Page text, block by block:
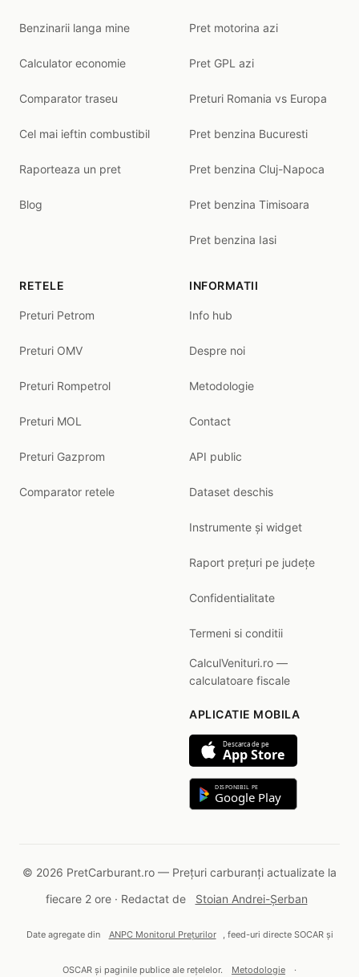
Benzinarii langa mine
Calculator economie
Comparator traseu
Cel mai ieftin combustibil
Raporteaza un pret
Blog
Pret motorina azi
Pret GPL azi
Preturi Romania vs Europa
Pret benzina Bucuresti
Pret benzina Cluj-Napoca
Pret benzina Timisoara
Pret benzina Iasi
RETELE
Preturi Petrom
Preturi OMV
Preturi Rompetrol
Preturi MOL
Preturi Gazprom
Comparator retele
INFORMATII
Info hub
Despre noi
Metodologie
Contact
API public
Dataset deschis
Instrumente și widget
Raport prețuri pe județe
Confidentialitate
Termeni si conditii
CalculVenituri.ro —
calculatoare fiscale
APLICATIE MOBILA
Descarca de pe
App Store
DISPONIBIL PE
Google Play
© 2026 PretCarburant.ro — Prețuri carburanți actualizate la
fiecare 2 ore · Redactat de
Stoian Andrei-Șerban
Date agregate din ANPC Monitorul Prețurilor , feed-uri directe SOCAR și
OSCAR și paginile publice ale rețelelor. Metodologie ·